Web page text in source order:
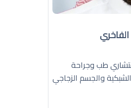
طب وجراحة
والجسم الزجاجي